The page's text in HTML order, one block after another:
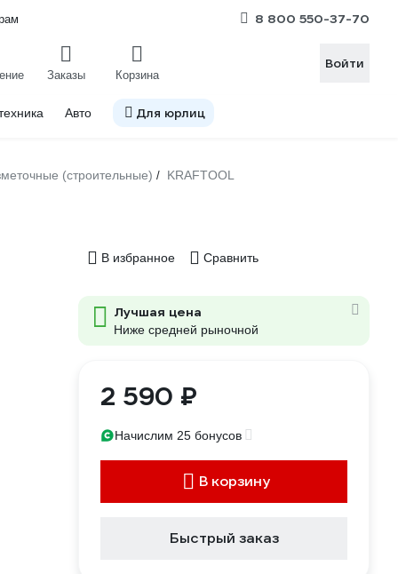
8 800 550-37-70
Заказы Корзина
Войти
Авто Для юрлиц
(строительные) / KRAFTOOL
В избранное Сравнить
Лучшая цена
Ниже средней рыночной
2 590 ₽
Начислим 25 бонусов
В корзину
Быстрый заказ